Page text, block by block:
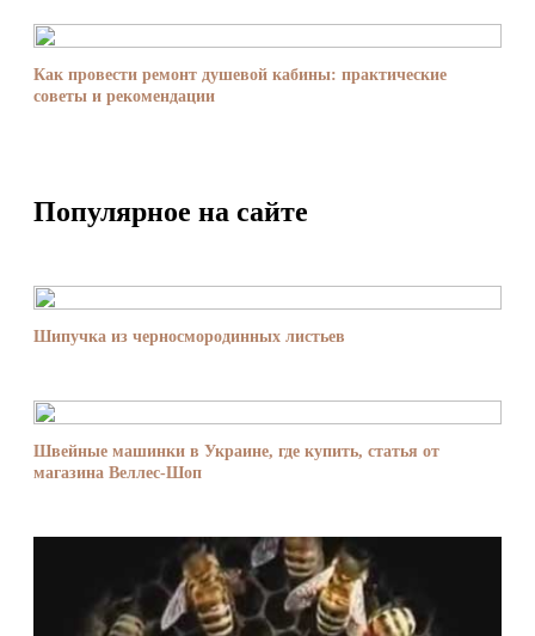
Как провести ремонт душевой кабины: практические
советы и рекомендации
Популярное на сайте
Шипучка из черносмородинных листьев
Швейные машинки в Украине, где купить, статья от
магазина Веллес-Шоп